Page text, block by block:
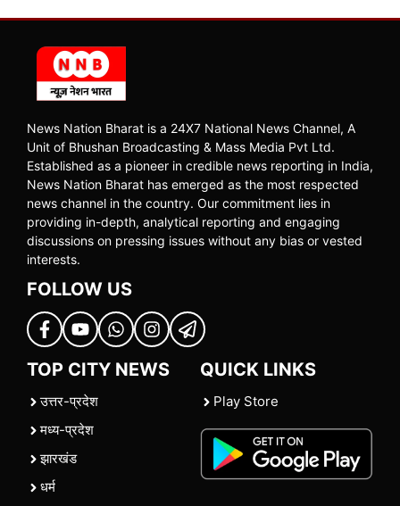
News Nation Bharat is a 24X7 National News Channel, A
Unit of Bhushan Broadcasting & Mass Media Pvt Ltd.
Established as a pioneer in credible news reporting in India,
News Nation Bharat has emerged as the most respected
news channel in the country. Our commitment lies in
providing in-depth, analytical reporting and engaging
discussions on pressing issues without any bias or vested
interests.
FOLLOW US
TOP CITY NEWS
उत्तर-प्रदेश
मध्य-प्रदेश
झारखंड
धर्म
QUICK LINKS
Play Store